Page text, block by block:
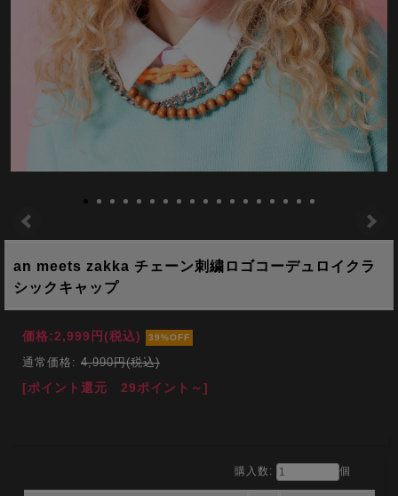
an meets zakka チェーン刺繍ロゴコーデュロイクラ
シックキャップ
価格:2,999円(税込) 39%OFF
通常価格: 4,990円(税込)
[ポイント還元 29ポイント～]
購入数: 個